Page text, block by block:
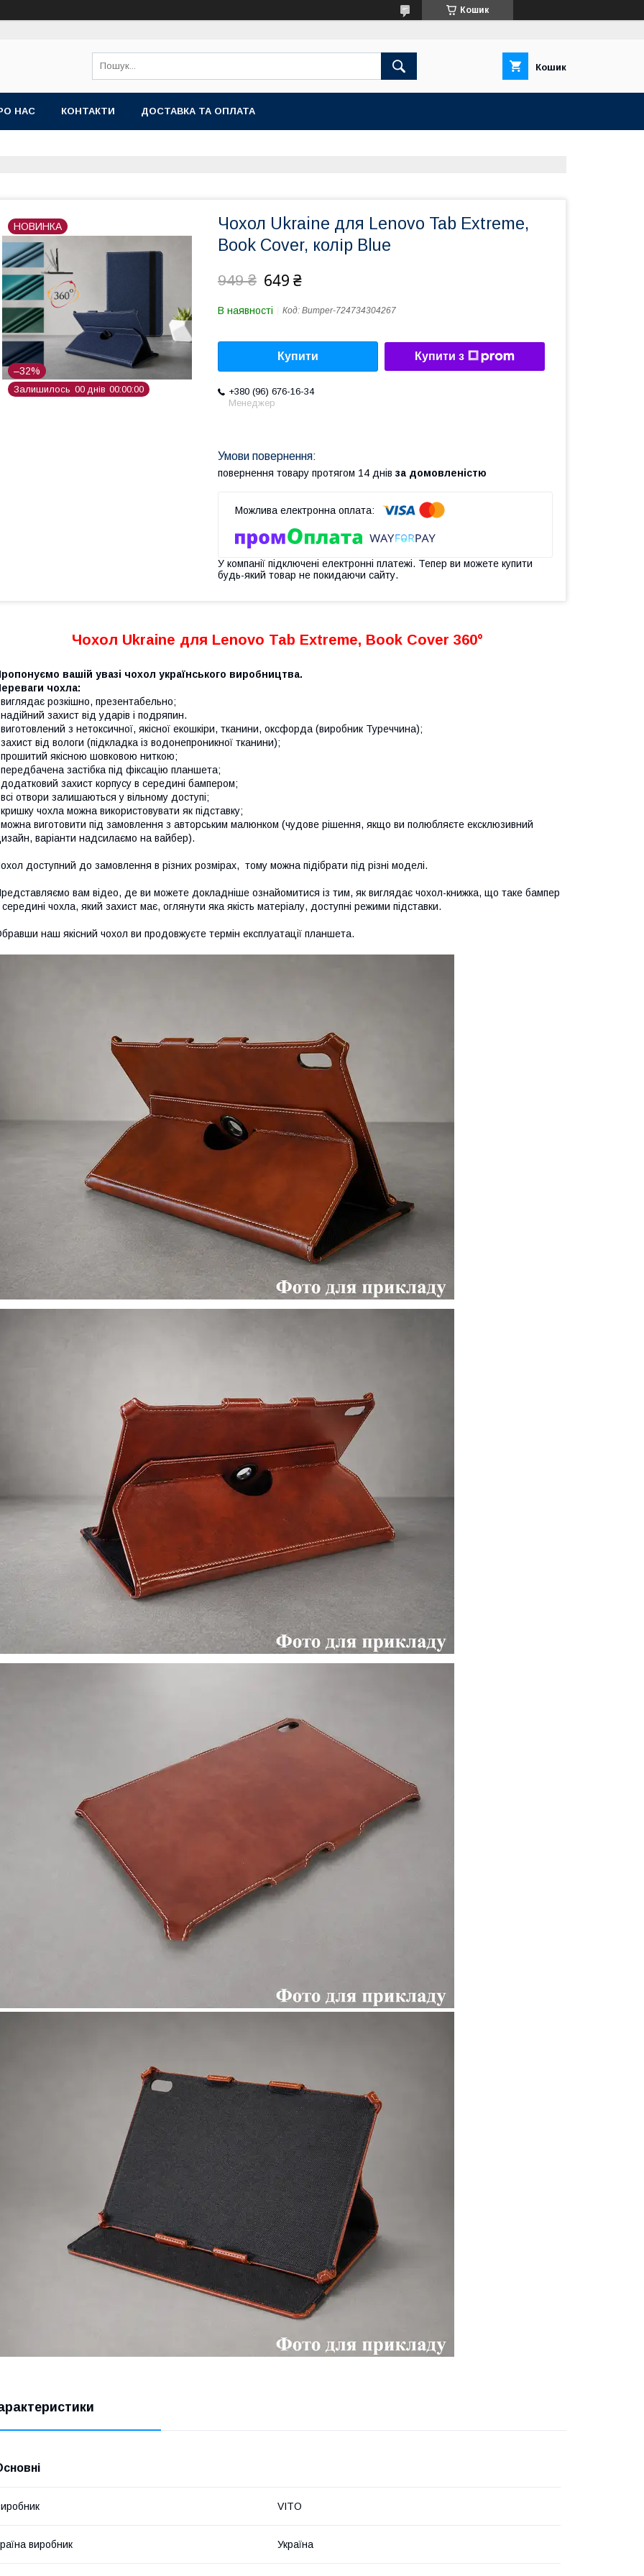
Кошик
Кошик
НАС КОНТАКТИ ДОСТАВКА ТА ОПЛАТА
НОВИНКА
–32%
Залишилось 00 днів 00 00 00
Чохол Ukraine для Lenovo Tab Extreme,
Book Cover, колір Blue
949 ₴ 649 ₴
В наявності Код: Bumper-724734304267
Купити Купити з
+380 (96) 676-16-34
Менеджер
повернення товару протягом 14 днів за домовленістю
У компанії підключені електронні платежі. Тепер ви можете купити
будь-який товар не покидаючи сайту.
Чохол Ukraine для Lenovo Tab Extreme, Book Cover 360°
вашій увазі чохол українського виробництва.
чохла:
розкішно, презентабельно;
захист від ударів і подряпин.
з нетоксичної, якісної екошкіри, тканини, оксфорда (виробник Туреччина);
від вологи (підкладка із водонепроникної тканини);
якісною шовковою ниткою;
застібка під фіксацію планшета;
захист корпусу в середині бампером;
отвори залишаються у вільному доступі;
чохла можна використовувати як підставку;
виготовити під замовлення з авторським малюнком (чудове рішення, якщо ви полюбляєте ексклюзивний
варіанти надсилаємо на вайбер).
доступний до замовлення в різних розмірах, тому можна підібрати під різні моделі.
вам відео, де ви можете докладніше ознайомитися із тим, як виглядає чохол-книжка, що таке бампер
середині чохла, який захист має, оглянути яка якість матеріалу, доступні режими підставки.
наш якісний чохол ви продовжуєте термін експлуатації планшета.
VITO
виробник Україна